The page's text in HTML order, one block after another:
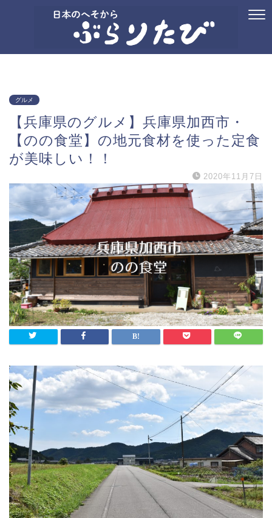
グルメ
【兵庫県のグルメ】兵庫県加西市・
【のの食堂】の地元食材を使った定食
が美味しい！！
2020年11月7日